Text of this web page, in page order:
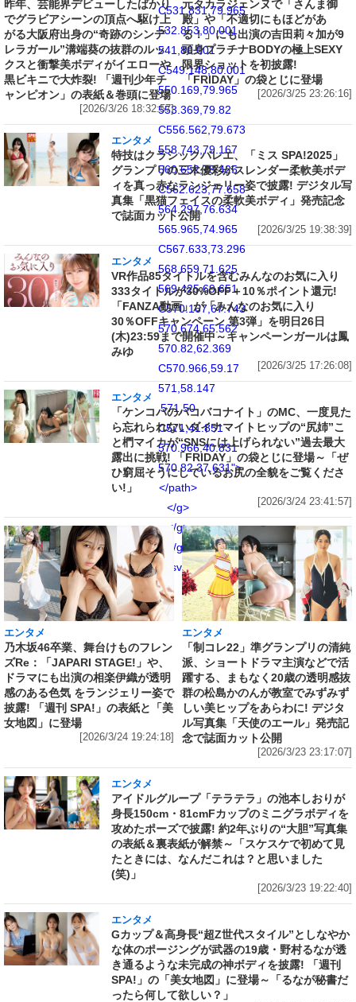
C531.831,79.965
532.853,80.001
541,80.001
C549.148,80.001
550.169,79.965
553.369,79.82
C556.562,79.673
558.743,79.167
560.652,78.425
C562.623,77.658
564.297,76.634
565.965,74.965
C567.633,73.296
568.659,71.625
569.425,69.651
C570.167,67.743
570.674,65.562
570.82,62.369
C570.966,59.17
571,58.147
571,50
C571,41.851
570.966,40.831
570.82,37.631">
</path>
</g>
</g>
</g>
</svg>
昨年、芸能界デビューしたばかり
でグラビアシーンの頂点へ駆け上
がる大阪府出身の“奇跡のシンデ
レラガール”溝端葵の抜群のルッ
クスと衝撃美ボディがイエローや
黒ビキニで大炸裂! 「週刊少年チ
ャンピオン」の表紙＆巻頭に登場
[2026/3/26 18:32:57]
元タカラジェンヌで「さんま御
殿」や「不適切にもほどがあ
る！」にも出演の吉田莉々加が9
頭身プラチナBODYの極上SEXY
限界ショットを初披露!
「FRIDAY」の袋とじに登場
[2026/3/25 23:26:16]
エンタメ
特技はクラシックバレエ、「ミス SPA!2025」
グランプリの三木優彩がスレンダー柔軟美ボデ
ィを真っ赤なランジェリー姿で披露! デジタル写
真集「黒猫フェイスの柔軟美ボディ」発売記念
で誌面カット公開
[2026/3/25 19:38:39]
エンタメ
VR作品85タイトルを含むみんなのお気に入り
333タイトルが30%OFF＋10％ポイント還元!
「FANZA動画」が「みんなのお気に入り
30％OFFキャンペーン 第3弾」を明日26日
(木)23:59まで開催中～キャンペーンガールは鳳
みゆ
[2026/3/25 17:26:08]
エンタメ
「ケンコバのバコバコナイト」のMC、一度見た
ら忘れられないダイナマイトヒップの“尻姉”こ
と椚マイカが“SNSには上げられない”過去最大
露出に挑戦! 「FRIDAY」の袋とじに登場～「ぜ
ひ窮屈そうにしているお尻の全貌をご覧くださ
い!」
[2026/3/24 23:41:57]
エンタメ
乃木坂46卒業、舞台けものフレン
ズRe：「JAPARI STAGE!」や、
ドラマにも出演の相楽伊織が透明
感のある色気 をランジェリー姿で
披露! 「週刊 SPA!」の表紙と「美
女地図」に登場
[2026/3/24 19:24:18]
エンタメ
「制コレ22」準グランプリの清純
派、ショートドラマ主演などで活
躍する、まもなく20歳の透明感抜
群の松島かのんが教室でみずみず
しい美ヒップをあらわに! デジタ
ル写真集「天使のエール」発売記
念で誌面カット公開
[2026/3/23 23:17:07]
エンタメ
アイドルグループ「テラテラ」の池本しおりが
身長150cm・81cmFカップのミニグラボディを
攻めたポーズで披露! 約2年ぶりの“大胆”写真集
の表紙＆裏表紙が解禁～「スケスケで初めて見
たときには、なんだこれは？と思いました
(笑)」
[2026/3/23 19:22:40]
エンタメ
Gカップ＆高身長“超Z世代スタイル”としなやか
な体のポージングが武器の19歳・野村るなが透
き通るような未完成の神ボディを披露! 「週刊
SPA!」の「美女地図」に登場～「るなが秘書だ
ったら何して欲しい？」